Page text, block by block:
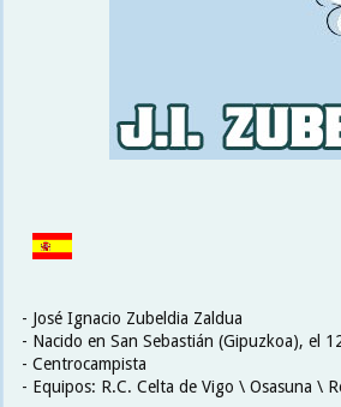
- José Ignacio Zubeldia Zaldua
- Nacido en San Sebastián (Gipuzkoa), el
- Centrocampista
- Equipos: R.C. Celta de Vigo \ Osasuna \